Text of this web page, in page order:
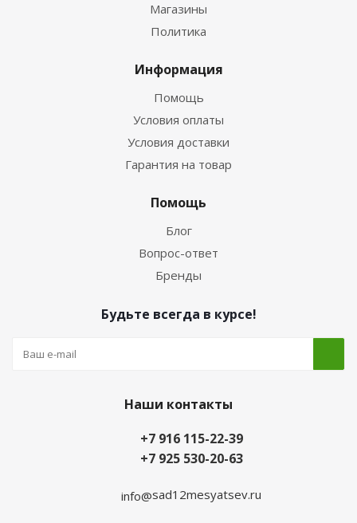
Магазины
Политика
Информация
Помощь
Условия оплаты
Условия доставки
Гарантия на товар
Помощь
Блог
Вопрос-ответ
Бренды
Будьте всегда в курсе!
Наши контакты
+7 916 115-22-39
+7 925 530-20-63
info@sad12mesyatsev.ru